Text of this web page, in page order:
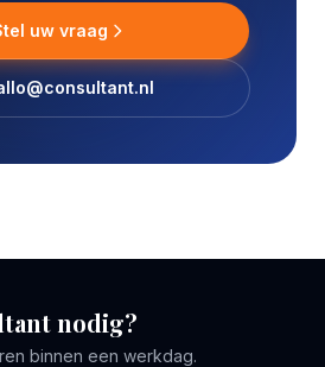
uw vraag
nodig?
binnen een werkdag.